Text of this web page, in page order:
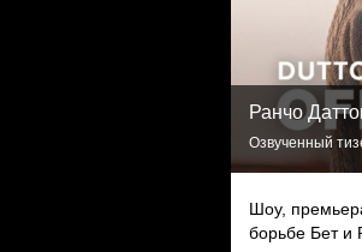
Ранчо
Озвученный
Шоу,
борьбе Бет и